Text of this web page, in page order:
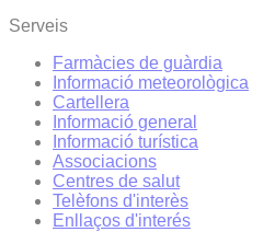
Serveis
Farmàcies de guàrdia
Informació meteorològica
Cartellera
Informació general
Informació turística
Associacions
Centres de salut
Telèfons d'interès
Enllaços d'interés